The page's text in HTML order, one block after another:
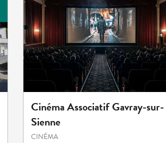
Cinéma Associatif Gavray-sur-
Sienne
CINÉMA